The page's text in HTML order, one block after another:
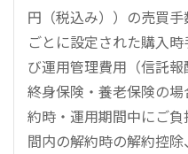
円（税込み））の売買
ごとに設定された購入
び運用管理費用（信託
終身保険・養老保険の
約時・運用期間中にご
間内の解約時の解約控